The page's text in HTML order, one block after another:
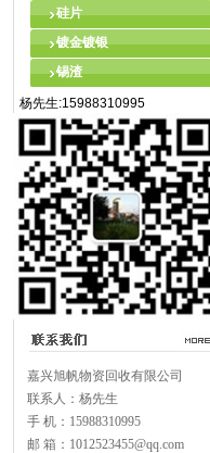
硅片
镀金镀银
锡渣
杨先生:15988310995
嘉兴旭帆物资回收有限公司
联系人：杨先生
手 机：15988310995
邮 箱：1012523455@qq.com